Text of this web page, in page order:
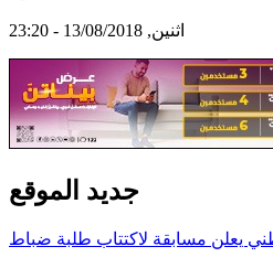
اثنين, 13/08/2018 - 23:20
جديد الموقع
يعلن مسابقة لاكتتاب طلبة ضباط